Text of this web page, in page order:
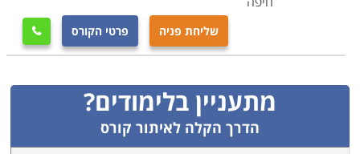
ולהרחיב את יכולותיהם בעבודה. הקורס מתאים גם לאנשים
ללא רקע בתחום אך בעלי רקע משירותם הצבאי, ולאנשים
ולפתח את היכולות הנדרשות על מנת להצליח בו.
שליחת פניה פרטי הקורס 
מתעניין בלימודים?
הדרך הקלה לאיתור קורס